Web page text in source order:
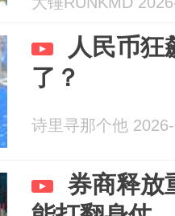
人民币狂
了？
诗里寻那个他
券商释放